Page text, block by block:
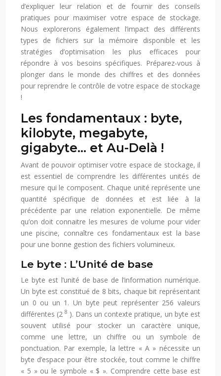
d’expliquer leur relation et de fournir des conseils
pratiques pour maximiser votre espace de stockage.
Nous explorerons également l’impact des différents
types de fichiers sur la mémoire disponible et les
stratégies d’optimisation les plus efficaces pour
répondre à vos besoins spécifiques. Préparez-vous à
plonger dans le monde des chiffres et des données
pour reprendre le contrôle de votre espace de stockage
!
Les fondamentaux : byte,
kilobyte, megabyte,
gigabyte… et Au-Delà !
Avant de pouvoir optimiser votre espace de stockage, il
est essentiel de comprendre les différentes unités de
mesure qui le composent. Chaque unité représente une
quantité spécifique de données et est liée à la
précédente par une relation exponentielle. De même
qu’on doit connaitre les mesures de volume pour vider
une piscine, connaître ces fondamentaux est la base
pour une bonne gestion des fichiers volumineux.
Le byte : L’Unité de base
Le byte est l’unité de base de l’information numérique.
Un byte est constitué de 8 bits, chaque bit représentant
un 0 ou un 1. Un byte peut représenter 256 valeurs
différentes (28 ). Dans un contexte pratique, un byte est
souvent utilisé pour stocker un caractère unique,
comme une lettre, un chiffre ou un symbole de
ponctuation. Par exemple, la lettre « A » nécessite un
byte d’espace pour être stockée, tout comme le chiffre
« 5 » ou le symbole « $ ». Comprendre cette base est